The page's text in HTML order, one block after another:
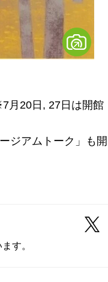
月20日, 27日は開館
ジアムトーク」も開
す。